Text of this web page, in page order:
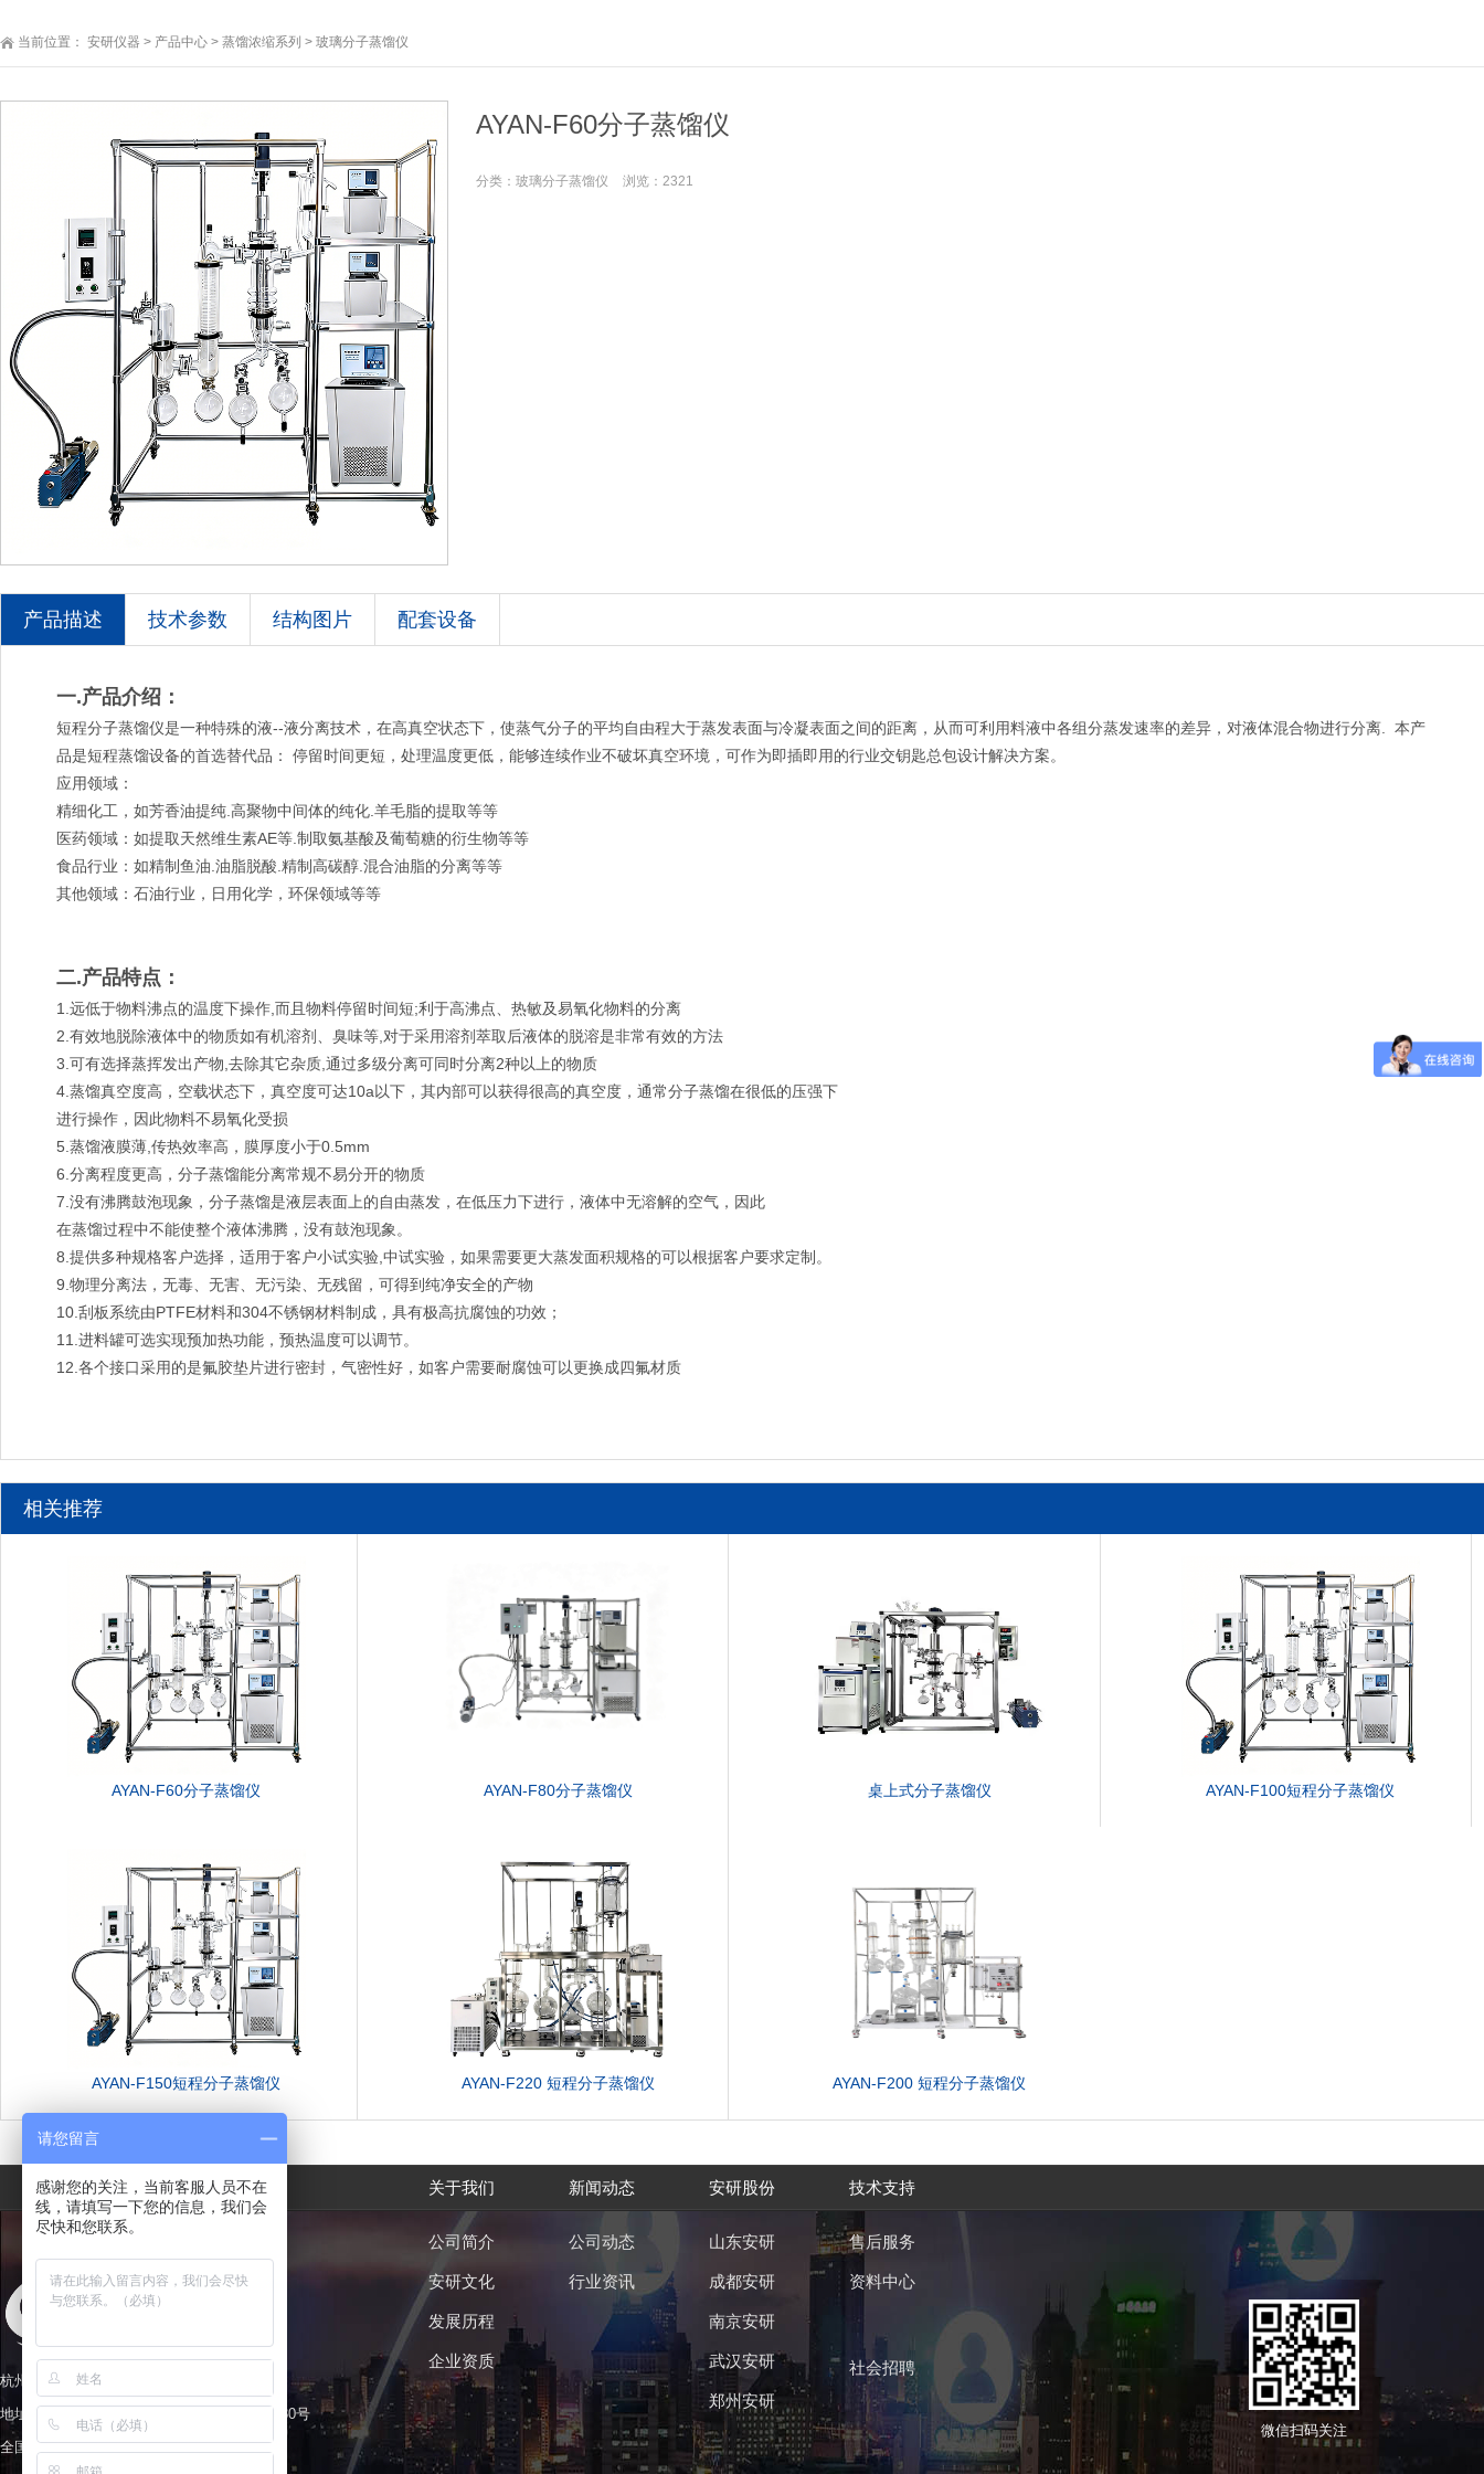
当前位置： 安研仪器 > 产品中心 > 蒸馏浓缩系列 > 玻璃分子蒸馏仪
AYAN-F60分子蒸馏仪
分类：玻璃分子蒸馏仪 浏览：2321
产品描述 技术参数 结构图片 配套设备
一.产品介绍：
短程分子蒸馏仪是一种特殊的液--液分离技术，在高真空状态下，使蒸气分子的平均自由程大于蒸发表面与冷凝表面之间的距离，从而可利用料液中各组分蒸发速率的差异，对液体混合物进行分离. 本产
品是短程蒸馏设备的首选替代品： 停留时间更短，处理温度更低，能够连续作业不破坏真空环境，可作为即插即用的行业交钥匙总包设计解决方案。
应用领域：
精细化工，如芳香油提纯.高聚物中间体的纯化.羊毛脂的提取等等
医药领域：如提取天然维生素AE等.制取氨基酸及葡萄糖的衍生物等等
食品行业：如精制鱼油.油脂脱酸.精制高碳醇.混合油脂的分离等等
其他领域：石油行业，日用化学，环保领域等等
二.产品特点：
1.远低于物料沸点的温度下操作,而且物料停留时间短;利于高沸点、热敏及易氧化物料的分离
2.有效地脱除液体中的物质如有机溶剂、臭味等,对于采用溶剂萃取后液体的脱溶是非常有效的方法
3.可有选择蒸挥发出产物,去除其它杂质,通过多级分离可同时分离2种以上的物质
4.蒸馏真空度高，空载状态下，真空度可达10a以下，其内部可以获得很高的真空度，通常分子蒸馏在很低的压强下
进行操作，因此物料不易氧化受损
5.蒸馏液膜薄,传热效率高，膜厚度小于0.5mm
6.分离程度更高，分子蒸馏能分离常规不易分开的物质
7.没有沸腾鼓泡现象，分子蒸馏是液层表面上的自由蒸发，在低压力下进行，液体中无溶解的空气，因此
在蒸馏过程中不能使整个液体沸腾，没有鼓泡现象。
8.提供多种规格客户选择，适用于客户小试实验,中试实验，如果需要更大蒸发面积规格的可以根据客户要求定制。
9.物理分离法，无毒、无害、无污染、无残留，可得到纯净安全的产物
10.刮板系统由PTFE材料和304不锈钢材料制成，具有极高抗腐蚀的功效；
11.进料罐可选实现预加热功能，预热温度可以调节。
12.各个接口采用的是氟胶垫片进行密封，气密性好，如客户需要耐腐蚀可以更换成四氟材质
相关推荐
AYAN-F60分子蒸馏仪 AYAN-F80分子蒸馏仪 桌上式分子蒸馏仪 AYAN-F100短程分子蒸馏仪
AYAN-F150短程分子蒸馏仪 AYAN-F220 短程分子蒸馏仪 AYAN-F200 短程分子蒸馏仪
杭州安研仪器制造股份有限公司
地址：浙江省杭州市余杭区东湖街道兴国路530号
全国服务热线：0571-86101395
关于我们
公司简介
安研文化
发展历程
企业资质
新闻动态
公司动态
行业资讯
安研股份
山东安研
成都安研
南京安研
武汉安研
郑州安研
技术支持
售后服务
资料中心
社会招聘
微信扫码关注
请您留言
感谢您的关注，当前客服人员不在
线，请填写一下您的信息，我们会
尽快和您联系。